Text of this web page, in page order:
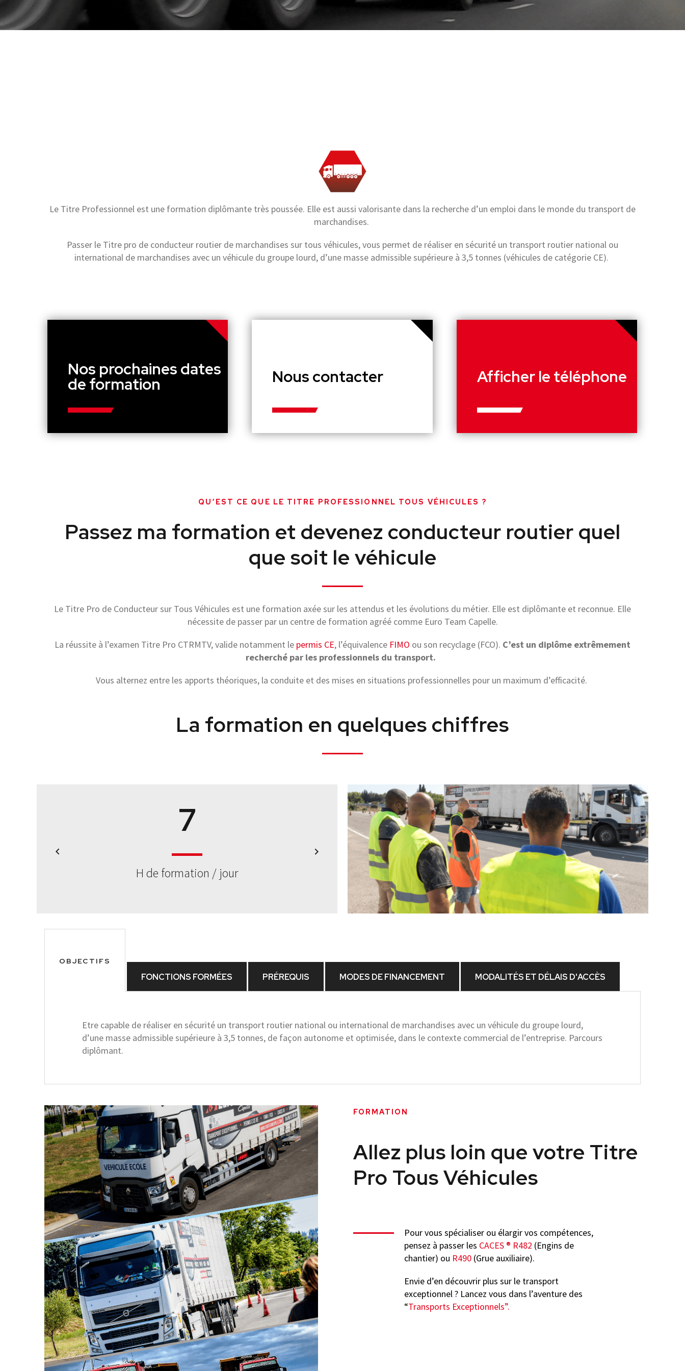
Le Titre Professionnel est une formation diplômante très poussée. Elle est aussi valorisante dans la recherche d’un emploi dans le monde du transport de
marchandises.
Passer le Titre pro de conducteur routier de marchandises sur tous véhicules, vous permet de réaliser en sécurité un transport routier national ou
international de marchandises avec un véhicule du groupe lourd, d’une masse admissible supérieure à 3,5 tonnes (véhicules de catégorie CE).
Nos prochaines dates
de formation Nous contacter Afficher le téléphone
QU’EST CE QUE LE TITRE PROFESSIONNEL TOUS VÉHICULES ?
Passez ma formation et devenez conducteur routier quel
que soit le véhicule
Le Titre Pro de Conducteur sur Tous Véhicules est une formation axée sur les attendus et les évolutions du métier. Elle est diplômante et reconnue. Elle
nécessite de passer par un centre de formation agréé comme Euro Team Capelle.
La réussite à l’examen Titre Pro CTRMTV, valide notamment le permis CE, l’équivalence FIMO ou son recyclage (FCO). C’est un diplôme extrêmement
recherché par les professionnels du transport.
Vous alternez entre les apports théoriques, la conduite et des mises en situations professionnelles pour un maximum d’efficacité.
La formation en quelques chiffres
0
1
2
5
stagiaires maximum par véhicules
0
2
3
7
4
6
8
2
4
5
8
9
0
1
4
5
9
7
5
1
9
7
6
2
0
6
4
2
0
6
0
Heures totales de formation
OBJECTIFS
FONCTIONS FORMÉES PRÉREQUIS MODES DE FINANCEMENT MODALITÉS ET DÉLAIS D'ACCÈS
Etre capable de réaliser en sécurité un transport routier national ou international de marchandises avec un véhicule du groupe lourd,
d’une masse admissible supérieure à 3,5 tonnes, de façon autonome et optimisée, dans le contexte commercial de l’entreprise. Parcours
diplômant.
FORMATION
Allez plus loin que votre Titre
Pro Tous Véhicules
Pour vous spécialiser ou élargir vos compétences,
pensez à passer les CACES ® R482 (Engins de
chantier) ou R490 (Grue auxiliaire).
Envie d’en découvrir plus sur le transport
exceptionnel ? Lancez vous dans l’aventure des
“Transports Exceptionnels”.